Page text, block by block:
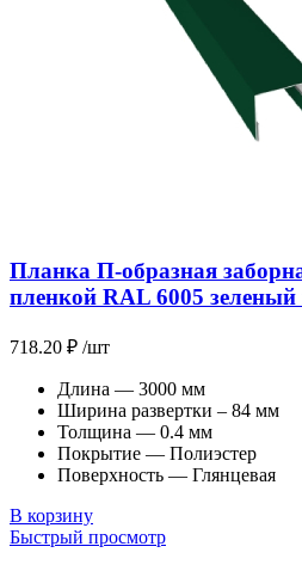
Планка П-образная
пленкой RAL 6005
718.20 ₽ /шт
Длина — 3000 мм
Ширина развертки – 84 мм
Толщина — 0.4 мм
Покрытие — Полиэстер
Поверхность — Глянцевая
В корзину
Быстрый просмотр